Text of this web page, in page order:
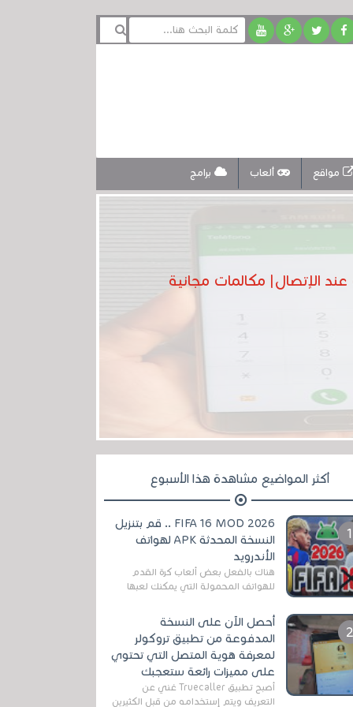
مواقع ألعاب برامج
الإتصال| مكالمات مجانية
أكثر المواضيع مشاهدة هذا الأسبوع
FIFA 16 MOD 2026 .. قم بتنزيل
النسخة المحدثة APK لهواتف
الأندرويد
هناك بالفعل بعض ألعاب كرة القدم
للهواتف المحمولة التي يمكنك لعبها
مثل EA Sports ...
أحصل الآن على النسخة
المدفوعة من تطبيق تروكولر
لمعرفة هوية المتصل التي تحتوي
على مميزات رائعة ستعجبك
أصبح تطبيق Truecaller غني عن
التعريف ويتم إستخدامه من قبل الكثيرين